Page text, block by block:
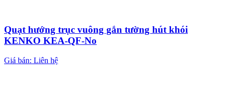
Quạt hướng trục vuông gắn tường hút khói
KENKO KEA-QF-No
Giá bán: Liên hệ